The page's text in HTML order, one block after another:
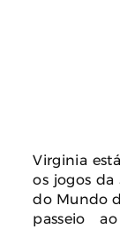
Virginia
os jogos da
do Mundo
passeio